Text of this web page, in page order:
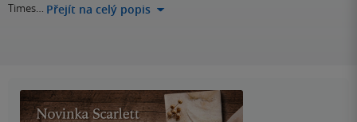
Times… Přejít na celý popis